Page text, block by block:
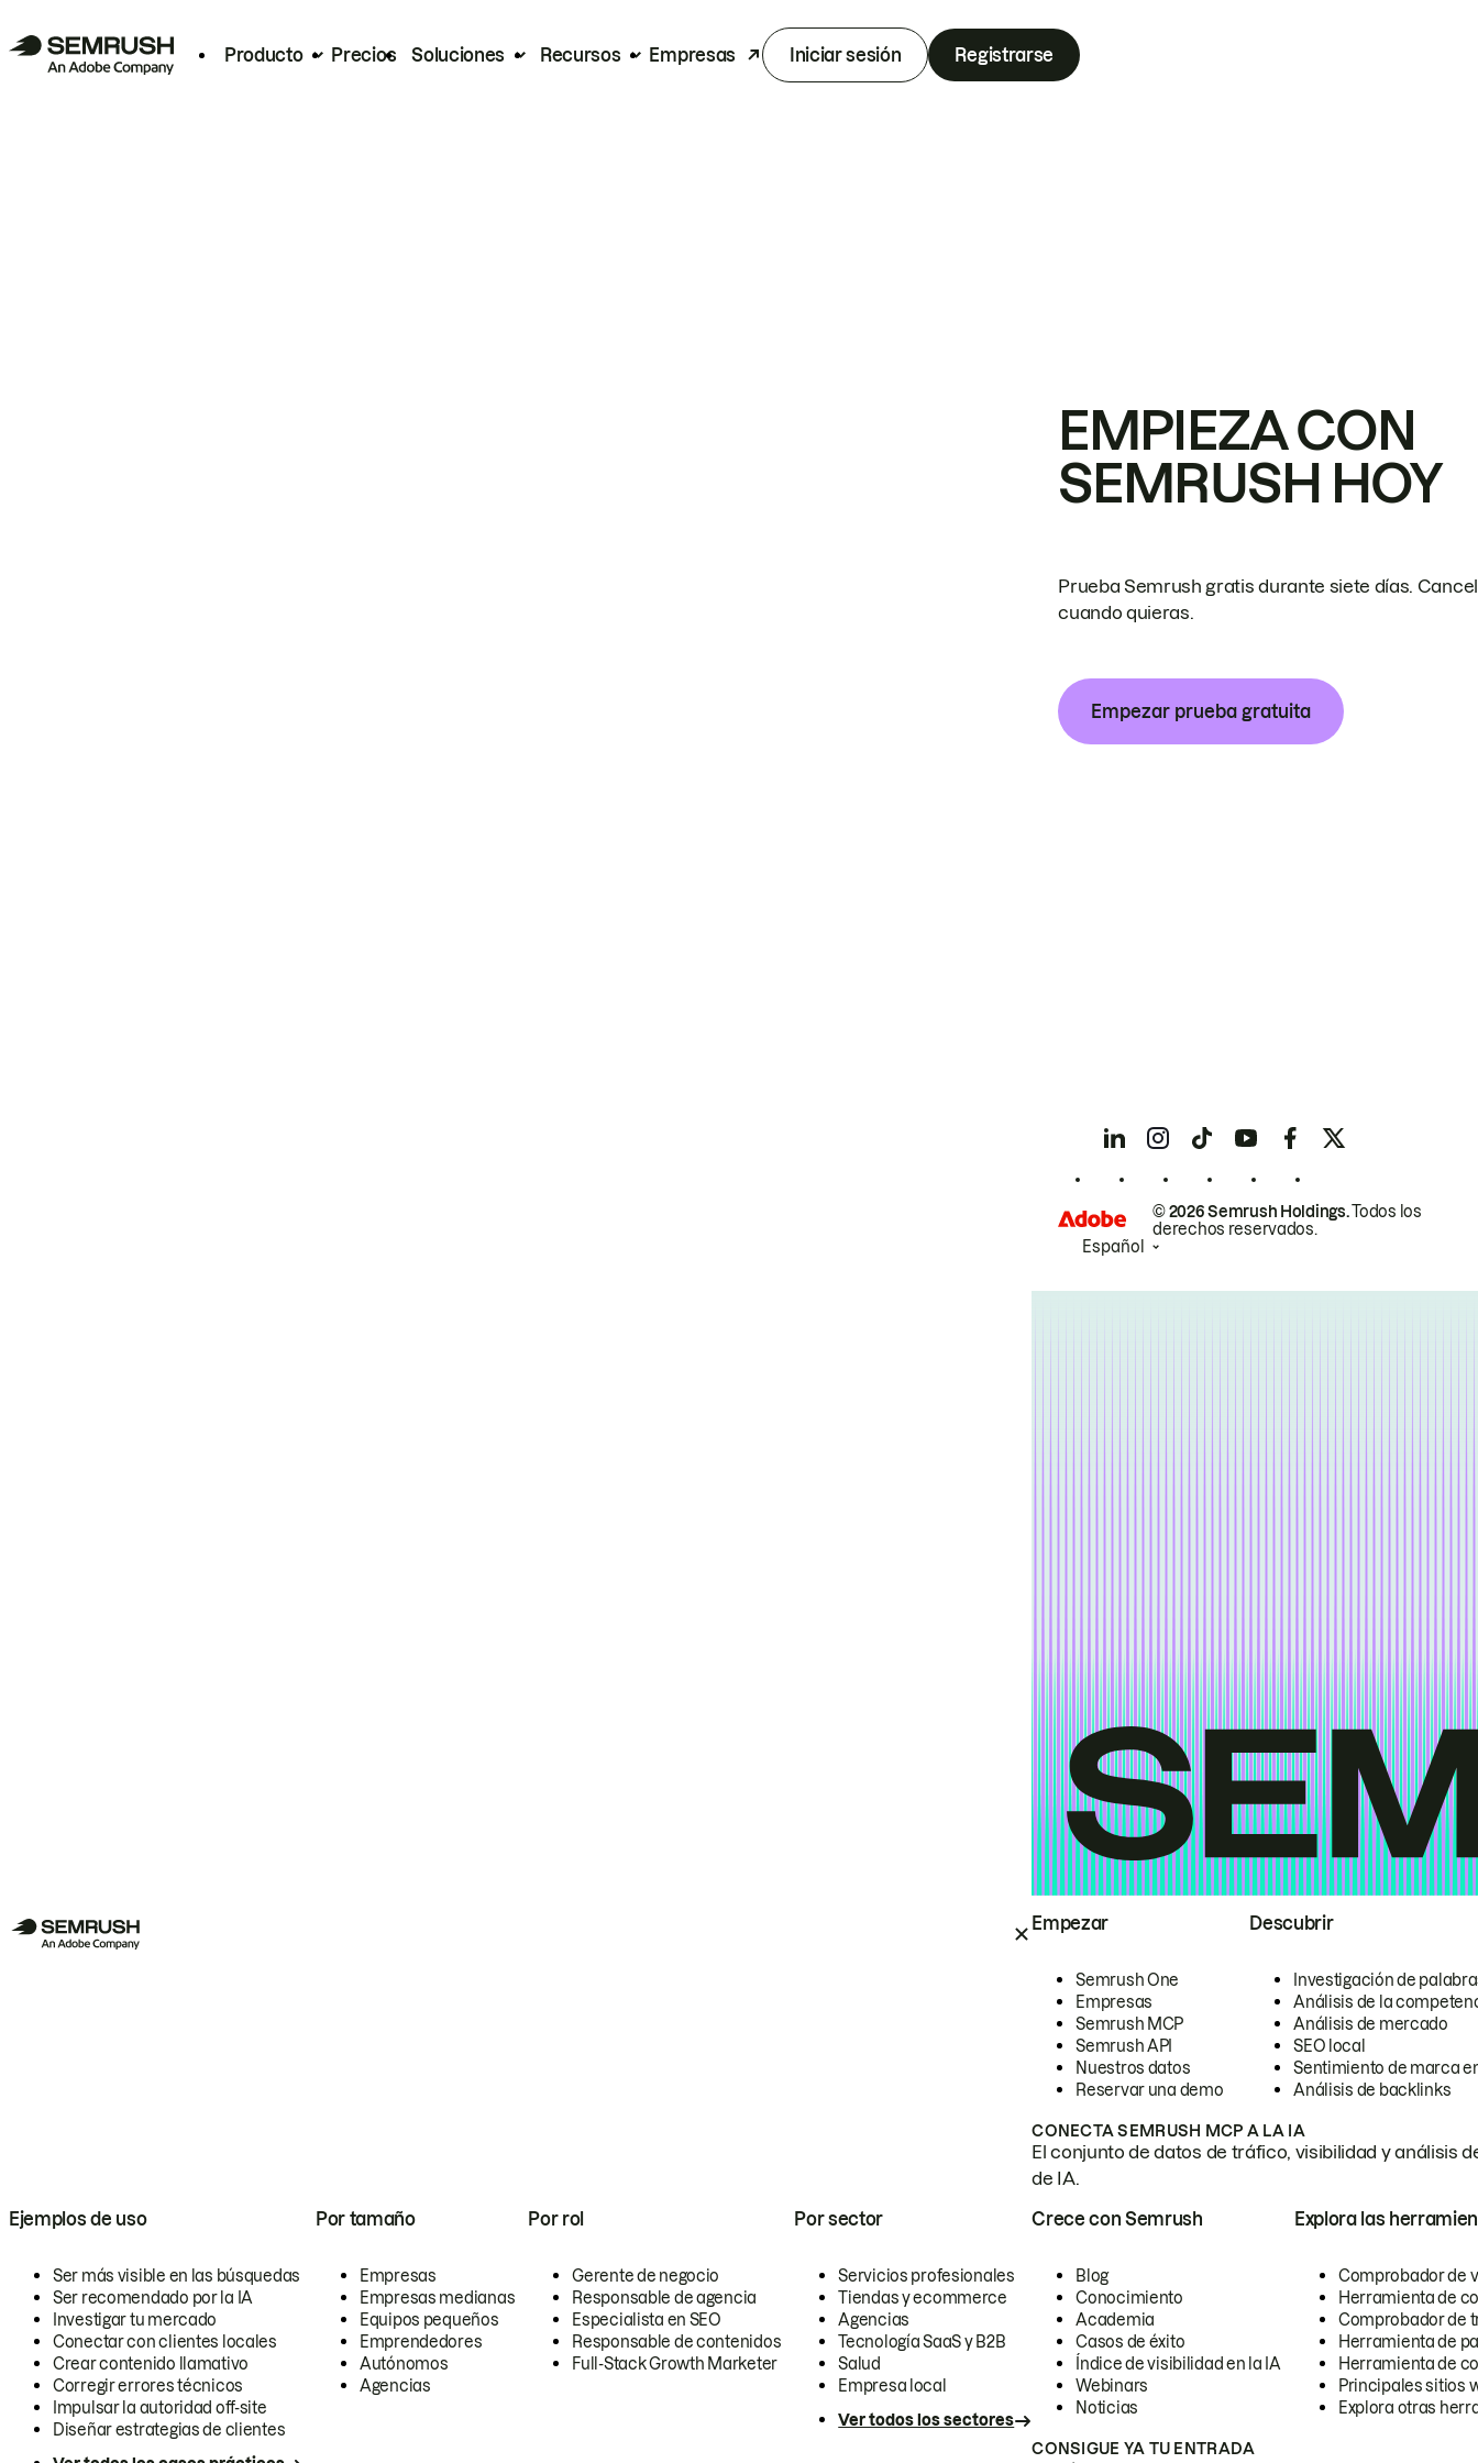
Producto Precios Soluciones Recursos Empresas Iniciar sesión Registrarse
Empezar
Semrush One
Empresas
Semrush MCP
Semrush API
Nuestros datos
Reservar una demo
Descubrir
Investigación de
Análisis de la
Análisis de mercado
SEO local
Sentimiento de marca
Análisis de backlinks
CONECTA SEMRUSH MCP A LA IA
El conjunto de datos de tráfico, visibilidad y análisis
de IA.
Ejemplos de uso
Ser más visible en las búsquedas
Ser recomendado por la IA
Investigar tu mercado
Conectar con clientes locales
Crear contenido llamativo
Corregir errores técnicos
Impulsar la autoridad off-site
Diseñar estrategias de clientes
Por tamaño
Empresas
Empresas medianas
Equipos pequeños
Emprendedores
Autónomos
Agencias
Por rol
Gerente de negocio
Responsable de agencia
Especialista en SEO
Responsable de contenidos
Full-Stack Growth Marketer
Por sector
Servicios profesionales
Tiendas y ecommerce
Agencias
Tecnología SaaS y B2B
Salud
Empresa local
Ver todos los sectores
Crece con Semrush
Blog
Conocimiento
Academia
Casos de éxito
Índice de visibilidad en la IA
Webinars
Noticias
Explora las
Comprobador de
Herramienta de
Comprobador de
Herramienta de
Herramienta de
Principales sitios
Explora otras
CONSIGUE YA TU ENTRADA
EMPIEZA CON
SEMRUSH HOY
Prueba Semrush gratis durante siete días.
cuando quieras.
Empezar prueba gratuita
© 2026 Semrush Holdings.Todos los
derechos reservados.
Español